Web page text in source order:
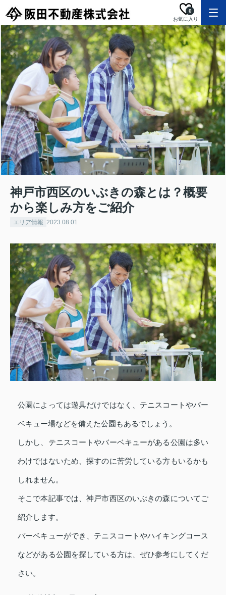
お気に入り
0
神戸市西区のいぶきの森とは？概要
から楽しみ方をご紹介
エリア情報 2023.08.01
公園によっては遊具だけではなく、テニスコートやバー
ベキュー場などを備えた公園もあるでしょう。
しかし、テニスコートやバーベキューがある公園は多い
わけではないため、探すのに苦労している方もいるかも
しれません。
そこで本記事では、神戸市西区のいぶきの森についてご
紹介します。
バーベキューができ、テニスコートやハイキングコース
などがある公園を探している方は、ぜひ参考にしてくだ
さい。